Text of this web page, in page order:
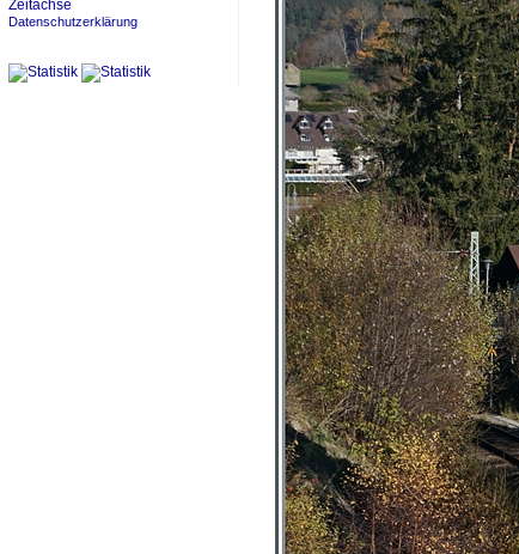
Zeitachse
Datenschutzerklärung